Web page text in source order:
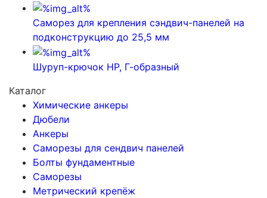
Саморез для крепления сэндвич-панелей на
подконструкцию до 25,5 мм
Шуруп-крючок HP, Г-образный
Каталог
Химические анкеры
Дюбели
Анкеры
Саморезы для сендвич панелей
Болты фундаментные
Саморезы
Метрический крепёж